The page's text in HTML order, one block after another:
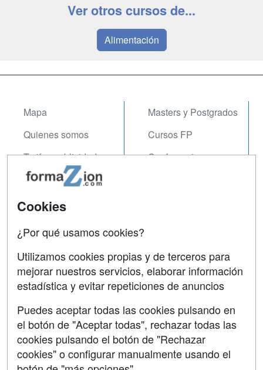
Ver otros cursos de...
Alimentación
Mapa
Quienes somos
Tarifas publicidad
Acceso Usuarios
Acceso Centros
Masters y Postgrados
Cursos FP
Conferencias
Contactar
Confidencialidad
Aviso legal
Copyleft
Cookies
¿Por qué usamos cookies?
Utilizamos cookies propias y de terceros para
mejorar nuestros servicios, elaborar información
estadística y evitar repeticiones de anuncios
Puedes aceptar todas las cookies pulsando en
el botón de "Aceptar todas", rechazar todas las
cookies pulsando el botón de "Rechazar
cookies" o configurar manualmente usando el